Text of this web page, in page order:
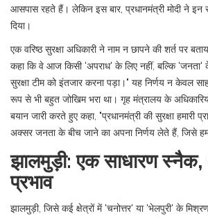
आसपास रहते हैं। लेकिन इस बार, प्रधानमंत्री मोदी ने इन
दिया।
एक वरिष्ठ सुरक्षा अधिकारी ने नाम न छापने की शर्त पर
कहा कि वे आज किसी 'अपराध' के लिए नहीं, बल्कि 'जनता'
सुरक्षा टीम को इंतजार करना पड़ा।" यह निर्णय न केवल
रूप से भी बहुत जोखिम भरा था। गृह मंत्रालय के
बयान जारी करते हुए कहा, "प्रधानमंत्री की सुरक्षा हमारी
अक्सर जनता के बीच जाने का अपना निर्णय लेते हैं, जिसे
झालमुड़ी: एक साधारण स्नैक,
प्रभाव
झालमुड़ी, जिसे कई क्षेत्रों में 'चनोत्तर' या 'भेलपुरी' के